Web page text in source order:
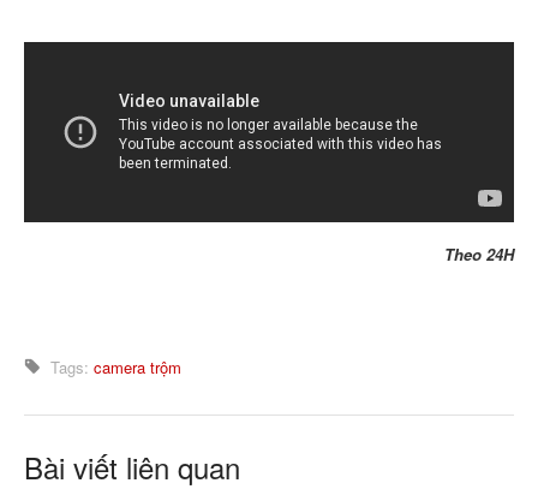
Theo 24H
Tags: camera trộm
Bài viết liên quan